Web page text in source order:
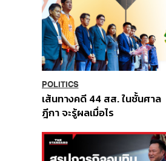
POLITICS
เส้นทางคดี 44 สส. ในชั้นศาล
ฎีกา จะรู้ผลเมื่อไร